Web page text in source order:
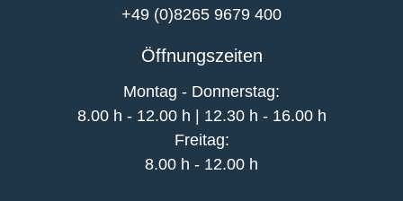
+49 (0)8265 9679 400
Öffnungszeiten
Montag - Donnerstag:
8.00 h - 12.00 h | 12.30 h - 16.00 h
Freitag:
8.00 h - 12.00 h